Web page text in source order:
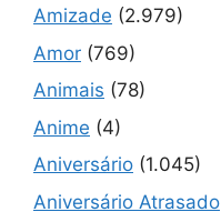
Amizade (2.979)
Amor (769)
Animais (78)
Anime (4)
Aniversário (1.045)
Aniversário Atrasado